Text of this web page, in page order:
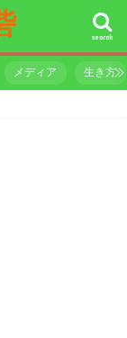
search
メディア 生き方